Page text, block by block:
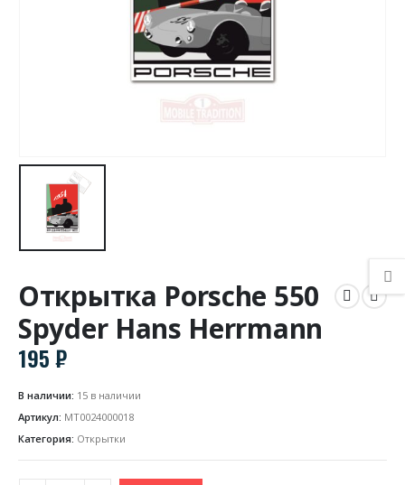
Открытка Porsche 550
Spyder Hans Herrmann
195₽
В наличии: 15 в наличии
Артикул: MT0024000018
Категория: Открытки